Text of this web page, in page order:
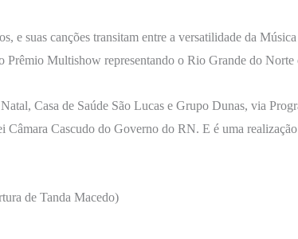
e suas canções transitam entre a versatilidade da
Multishow representando o Rio Grande do Norte
Casa de Saúde São Lucas e Grupo Dunas, via
Cascudo do Governo do RN. E é uma
de Tanda Macedo)